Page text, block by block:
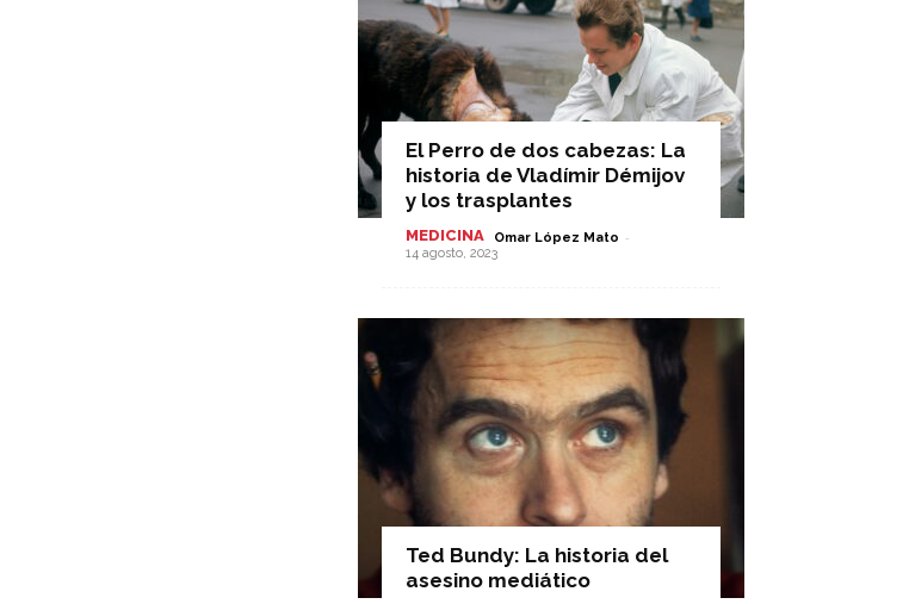
El Perro de dos cabezas: La
historia de Vladímir Démijov
y los trasplantes
MEDICINA Omar López Mato -
14 agosto, 2023
Ted Bundy: La historia del
asesino mediático